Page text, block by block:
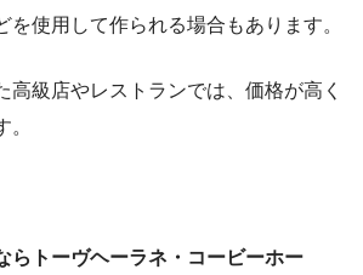
を使用して作られる場合もあります。
高級店やレストランでは、価格が高く
らトーヴヘーラネ・コービーホー